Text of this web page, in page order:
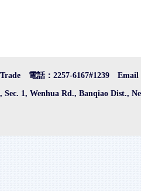
電話：2257-6167#1239 Email
Sec. 1, Wenhua Rd., Banqiao Dist.,